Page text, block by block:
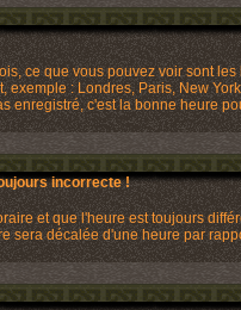
ce que vous pouvez voir sont
: Londres, Paris, New
enregistré, c'est la bonne heure
incorrecte !
et que l'heure est toujours
sera décalée d'une heure par